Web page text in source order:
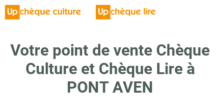
Votre point de vente Chèque
Culture et Chèque Lire à
PONT AVEN